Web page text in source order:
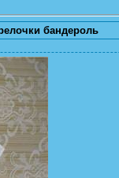
бандероль